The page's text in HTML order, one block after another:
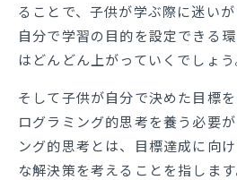
ることで、子供が学ぶ際に迷い
自分で学習の目的を設定できる
はどんどん上がっていくでしょう
そして子供が自分で決めた目標
ログラミング的思考を養う必要
ング的思考とは、目標達成に向
な解決策を考えることを指します